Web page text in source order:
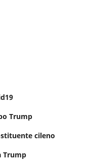
Trump
cileno
Trump